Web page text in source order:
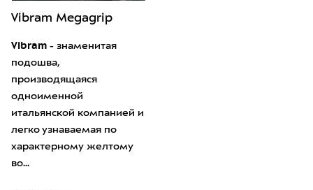
Vibram Megagrip
Vibram - знаменитая
подошва,
производящаяся
одноименной
итальянской компанией и
легко узнаваемая по
характерному желтому
во...